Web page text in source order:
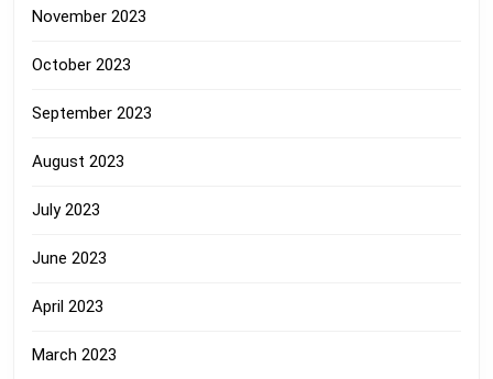
November 2023
October 2023
September 2023
August 2023
July 2023
June 2023
April 2023
March 2023